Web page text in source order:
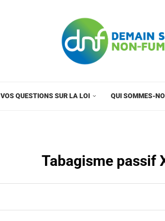
VOS QUESTIONS SUR LA LOI QUI SOMMES-
Tabagisme passif